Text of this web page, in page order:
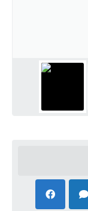
Galeria de Fotos